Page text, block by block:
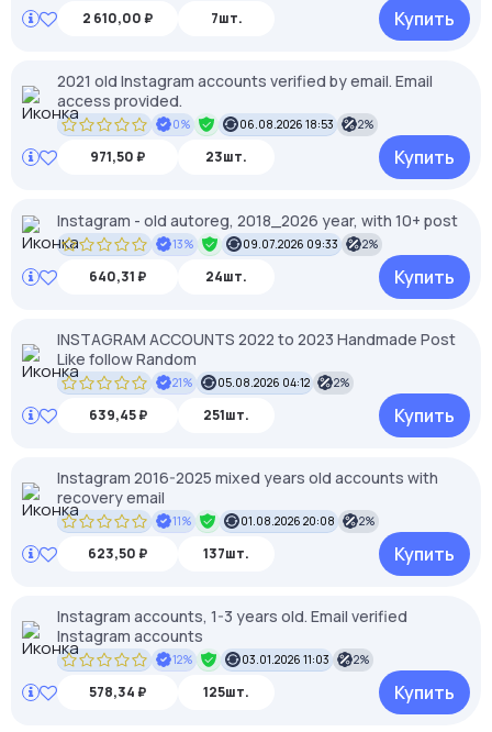
2 610,00 ₽ 7шт. Купить
2021 old Instagram accounts verified by email. Email
access provided.
0% 06.08.2026 18:53 2%
971,50 ₽ 23шт. Купить
Instagram - old autoreg, 2018_2026 year, with 10+ post
13% 09.07.2026 09:33 2%
640,31 ₽ 24шт. Купить
INSTAGRAM ACCOUNTS 2022 to 2023 Handmade Post
Like follow Random
21% 05.08.2026 04:12 2%
639,45 ₽ 251шт. Купить
Instagram 2016-2025 mixed years old accounts with
recovery email
11% 01.08.2026 20:08 2%
623,50 ₽ 137шт. Купить
Instagram accounts, 1-3 years old. Email verified
Instagram accounts
12% 03.01.2026 11:03 2%
578,34 ₽ 125шт. Купить